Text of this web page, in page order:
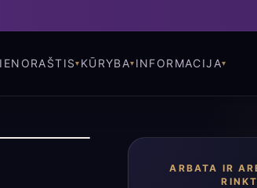
KŪRYBA INFORMACIJA
ARBATA IR